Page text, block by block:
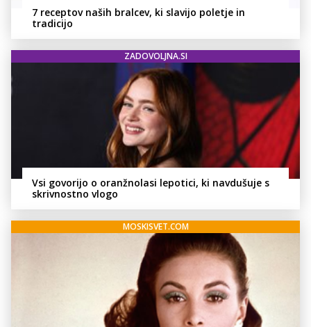
7 receptov naših bralcev, ki slavijo poletje in
tradicijo
ZADOVOLJNA.SI
Vsi govorijo o oranžnolasi lepotici, ki navdušuje s
skrivnostno vlogo
MOSKISVET.COM